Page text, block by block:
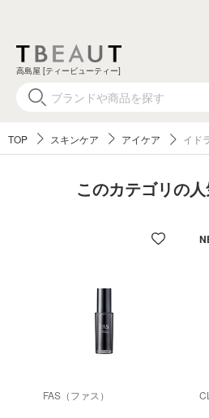
高島屋 [ティービューティー]
TOP スキンケア アイケア イド
このカテゴリの
FAS（ファス）